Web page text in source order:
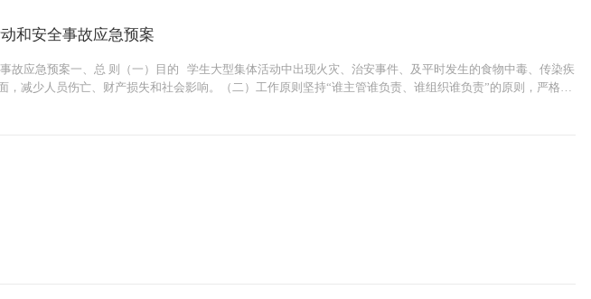
和安全事故应急预案
故应急预案一、总 则（一）目的 学生大型集体活动中出现火灾、治安事件、及平时发生的食物中毒、传染疾
减少人员伤亡、财产损失和社会影响。（二）工作原则坚持“谁主管谁负责、谁组织谁负责”的原则，严格大